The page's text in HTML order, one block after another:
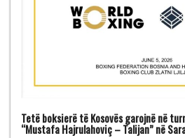
Tetë boksierë të Kosovës garojnë në
“Mustafa Hajrulahoviç – Talijan” në